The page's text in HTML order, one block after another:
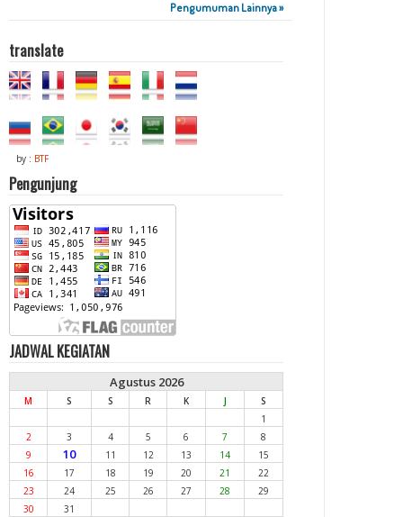
Pengumuman Lainnya »
translate
by : BTF
Pengunjung
JADWAL KEGIATAN
Agustus 2026
M S S R K J
S
1
2
3 4 5 6 7
8
9
10 11 12 13 14
15
16
17 18 19 20 21
22
23
24 25 26 27 28
29
30
31